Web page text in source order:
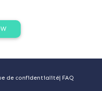
de confidentialité| FAQ